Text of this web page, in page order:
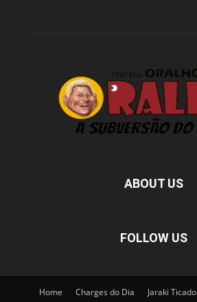
ABOUT US
FOLLOW US
Home Charges do Dia Jaraki Ticado